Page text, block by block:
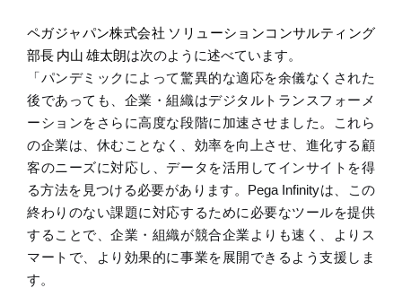
ペガジャパン株式会社 ソリューションコンサルティング
部長 内山 雄太朗は次のように述べています。
「パンデミックによって驚異的な適応を余儀なくされた
後であっても、企業・組織はデジタルトランスフォーメ
ーションをさらに高度な段階に加速させました。これら
の企業は、休むことなく、効率を向上させ、進化する顧
客のニーズに対応し、データを活用してインサイトを得
る方法を見つける必要があります。
Pega Infinityは、この
終わりのない課題に対応するために必要なツールを提供
することで、企業・組織が競合企業よりも速く、よりス
マートで、より効果的に事業を展開できるよう支援しま
す。